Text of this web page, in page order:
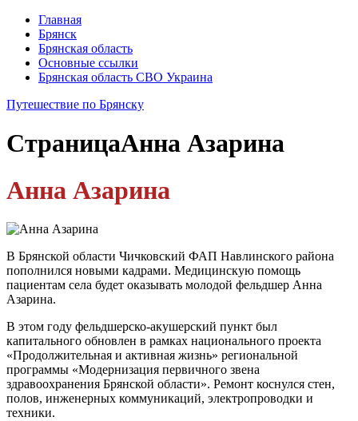
Главная
Брянск
Брянская область
Основные ссылки
Брянская область СВО Украина
Путешествие по Брянску
СтраницаАнна Азарина
Анна Азарина
В Брянской области Чичковский ФАП Навлинского района
пополнился новыми кадрами. Медицинскую помощь
пациентам села будет оказывать молодой фельдшер Анна
Азарина.
В этом году фельдшерско-акушерский пункт был
капитального обновлен в рамках национального проекта
«Продолжительная и активная жизнь» региональной
программы «Модернизация первичного звена
здравоохранения Брянской области». Ремонт коснулся стен,
полов, инженерных коммуникаций, электропроводки и
техники.